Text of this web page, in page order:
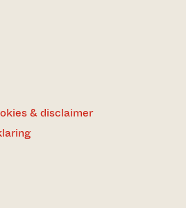
& disclaimer